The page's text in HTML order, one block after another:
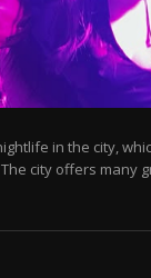
in the city,
city offers many